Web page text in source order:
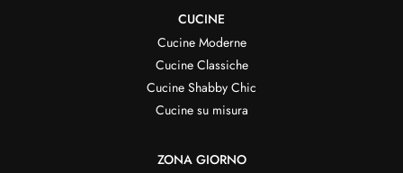
CUCINE
Cucine Moderne
Cucine Classiche
Cucine Shabby Chic
Cucine su misura
ZONA GIORNO